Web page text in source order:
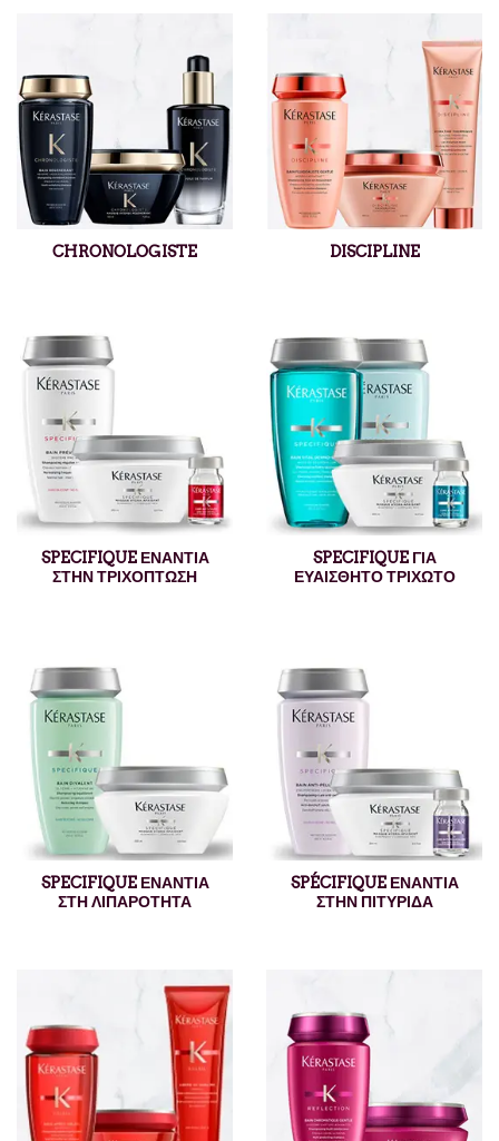
CHRONOLOGISTE DISCIPLINE
SPECIFIQUE ΕΝΑΝΤΙΑ
ΣΤΗΝ ΤΡΙΧΟΠΤΩΣΗ
SPECIFIQUE ΓΙΑ
ΕΥΑΙΣΘΗΤΟ ΤΡΙΧΩΤΟ
SPECIFIQUE ΕΝΑΝΤΙΑ
ΣΤΗ ΛΙΠΑΡΟΤΗΤΑ
SPÉCIFIQUE ΕΝΑΝΤΙΑ
ΣΤΗΝ ΠΙΤΥΡΙΔΑ